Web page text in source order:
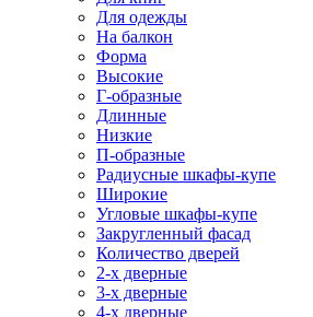
Для одежды
На балкон
Форма
Высокие
Г-образные
Длинные
Низкие
П-образные
Радиусные шкафы-купе
Широкие
Угловые шкафы-купе
Закругленный фасад
Количество дверей
2-х дверные
3-х дверные
4-х дверные